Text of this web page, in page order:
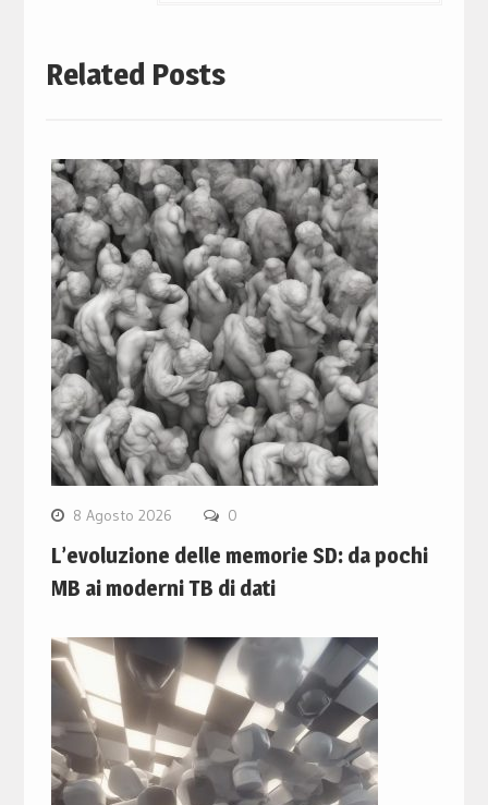
Related Posts
8 Agosto 2026 0
L’evoluzione delle memorie SD: da pochi
MB ai moderni TB di dati